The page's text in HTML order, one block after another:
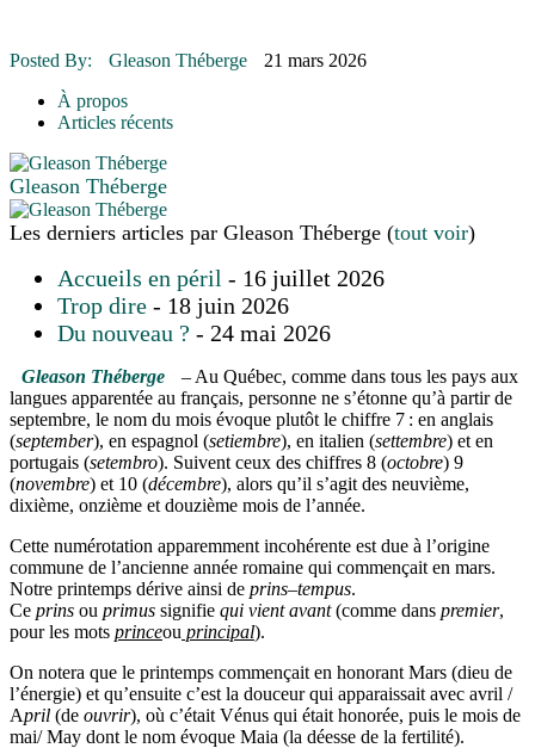
16 juillet 2026
ENVIRONNEMENT
16 juillet 2026
Posted By: Gleason Théberge
21 mars 2026
À propos
Articles récents
Gleason Théberge
Les derniers articles par Gleason Théberge (tout voir)
Accueils en péril - 16 juillet 2026
Trop dire - 18 juin 2026
Du nouveau ? - 24 mai 2026
Gleason Théberge
– Au Québec, comme dans tous les pays aux
langues apparentée au français, personne ne s’étonne qu’à partir de
septembre, le nom du mois évoque plutôt le chiffre 7 : en anglais
(september), en espagnol (setiembre), en italien (settembre) et en
portugais (setembro). Suivent ceux des chiffres 8 (octobre) 9
(novembre) et 10 (décembre), alors qu’il s’agit des neuvième,
dixième, onzième et douzième mois de l’année.
Cette numérotation apparemment incohérente est due à l’origine
commune de l’ancienne année romaine qui commençait en mars.
Notre printemps dérive ainsi de prins–tempus.
Ce prins ou primus signifie qui vient avant(comme dans premier,
pour les mots princeou principal).
On notera que le printemps commençait en honorant Mars (dieu de
l’énergie) et qu’ensuite c’est la douceur qui apparaissait avec avril /
April (de ouvrir), où c’était Vénus qui était honorée, puis le mois de
mai/ May dont le nom évoque Maia (la déesse de la fertilité).